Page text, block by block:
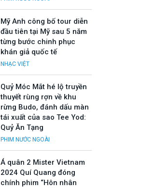
Mỹ Anh công bố tour diễn
đầu tiên tại Mỹ sau 5 năm
từng bước chinh phục
khán giả quốc tế
NHẠC VIỆT
Quỷ Móc Mắt hé lộ truyền
thuyết rùng rợn về khu
rừng Budo, đánh dấu màn
tái xuất của sao Tee Yod:
Quỷ Ăn Tạng
PHIM NƯỚC NGOÀI
Á quân 2 Mister Vietnam
2024 Quí Quang đóng
chính phim “Hôn nhân